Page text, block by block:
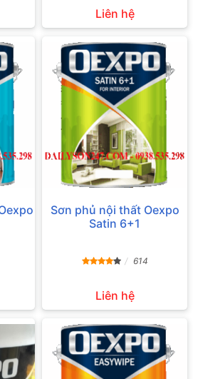
Liên hệ
Sơn phủ nội thất Oexpo
Satin 6+1
614
Liên hệ